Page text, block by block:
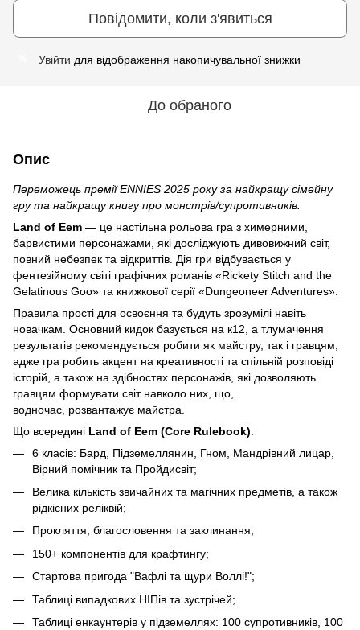
Повідомити, коли з'явиться
Увійти для відображення накопичувальної знижки
До обраного
Опис
Переможець премії ENNIES 2025 року за найкращу сімейну
гру та найкращу книгу про монстрів/супротивників.
Land of Eem — це настільна рольова гра з химерними,
барвистими персонажами, які досліджують дивовижний світ,
повний небезпек та відкриттів. Дія гри відбувається у
фентезійному світі графічних романів «Rickety Stitch and the
Gelatinous Goo» та книжкової серії «Dungeoneer Adventures».
Правила прості для освоєння та будуть зрозумілі навіть
новачкам. Основний кидок базується на к12, а тлумачення
результатів рекомендується робити як майстру, так і гравцям,
адже гра робить акцент на креативності та спільній розповіді
історій, а також на здібностях персонажів, які дозволяють
гравцям формувати світ навколо них, що,
водночас, розвантажує майстра.
Що всередині Land of Eem (Core Rulebook):
6 класів: Бард, Підземеллянин, Гном, Мандрівний лицар,
Вірний помічник та Пройдисвіт;
Велика кількість звичайних та магічних предметів, а також
рідкісних реліквій;
Прокляття, благословення та заклинання;
150+ компонентів для крафтингу;
Стартова пригода "Вафлі та щури Воллі!";
Таблиці випадкових НІПів та зустрічей;
Таблиці енкаунтерів у підземеллях: 100 супротивників, 100